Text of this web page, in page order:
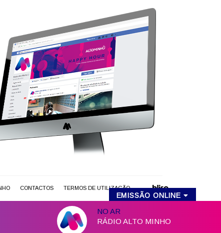
EMISSÃO ONLINE
RÁDIO ALTO MINHO
CONTACTOS TERMOS DE UTILIZAÇÃO